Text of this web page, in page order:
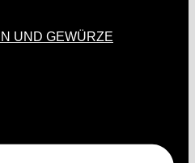
UND GEWÜRZE